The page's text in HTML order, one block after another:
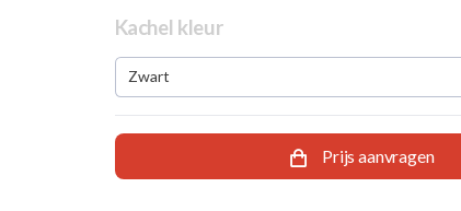
Kachel kleur
Zwart
Prijs aanvragen